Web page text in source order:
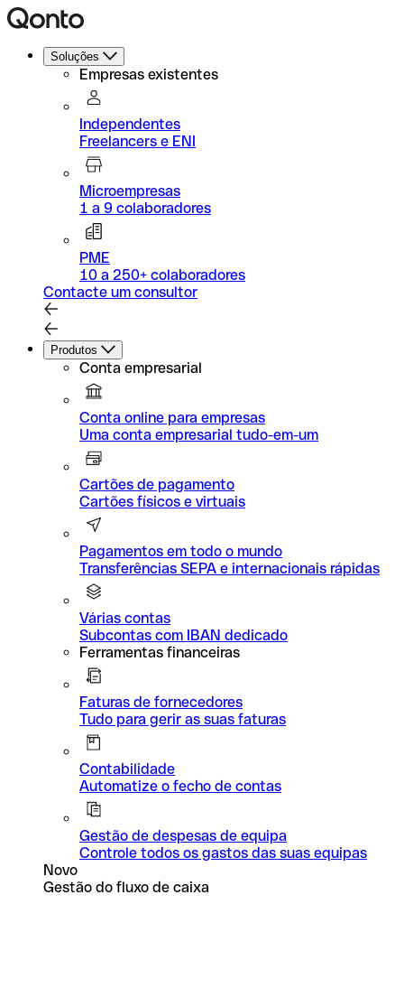
Soluções
Empresas existentes
Independentes
Freelancers e ENI
Microempresas
1 a 9 colaboradores
PME
10 a 250+ colaboradores
Contacte um consultor
Produtos
Conta empresarial
Conta online para empresas
Uma conta empresarial tudo-em-um
Cartões de pagamento
Cartões físicos e virtuais
Pagamentos em todo o mundo
Transferências SEPA e internacionais rápidas
Várias contas
Subcontas com IBAN dedicado
Ferramentas financeiras
Faturas de fornecedores
Tudo para gerir as suas faturas
Contabilidade
Automatize o fecho de contas
Gestão de despesas de equipa
Controle todos os gastos das suas equipas
Novo
Gestão do fluxo de caixa